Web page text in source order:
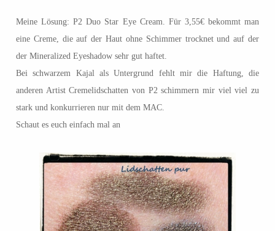
Meine Lösung: P2 Duo Star Eye Cream. Für 3,55€ bekommt man
eine Creme, die auf der Haut ohne Schimmer trocknet und auf der
der Mineralized Eyeshadow sehr gut haftet.
Bei schwarzem Kajal als Untergrund fehlt mir die Haftung, die
anderen Artist Cremelidschatten von P2 schimmern mir viel viel zu
stark und konkurrieren nur mit dem MAC.
Schaut es euch einfach mal an